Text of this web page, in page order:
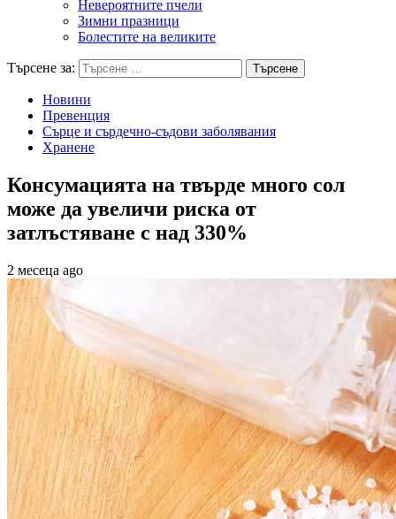
Невероятните пчели
Зимни празници
Болестите на великите
Търсене за:
Новини
Превенция
Сърце и сърдечно-съдови заболявания
Хранене
Консумацията на твърде много сол
може да увеличи риска от
затлъстяване с над 330%
2 месеца ago